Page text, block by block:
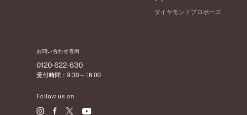
お問い合わせ専用
0120-622-630
受付時間：9:30～16:00
Follow us on
ダイヤモンドプロポーズ